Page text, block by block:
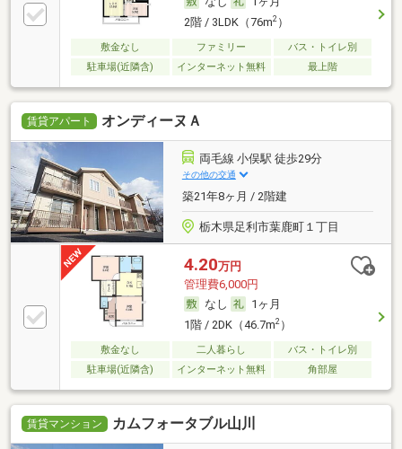
2階 / 3LDK（76m2）
敷金なし ファミリー
バス・トイレ別
駐車場(近隣含)
インターネット無料 最上階
賃貸アパート オンディーヌＡ
両毛線 小俣駅 徒歩29分
その他の交通
築21年8ヶ月 / 2階建
栃木県足利市葉鹿町１丁目
4.20万円
管理費6,000円
なし
1ヶ月
1階 / 2DK（46.7m2）
敷金なし 二人暮らし
バス・トイレ別
駐車場(近隣含)
インターネット無料 角部屋
賃貸マンション カムフォータブル山川